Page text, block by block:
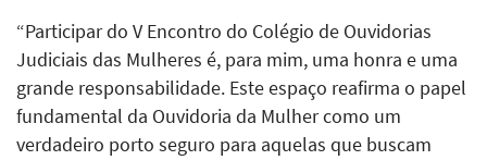
“Participar do V Encontro do Colégio de Ouvidorias
Judiciais das Mulheres é, para mim, uma honra e uma
grande responsabilidade. Este espaço reafirma o papel
fundamental da Ouvidoria da Mulher como um
verdadeiro porto seguro para aquelas que buscam